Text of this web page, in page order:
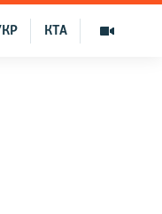
КТА